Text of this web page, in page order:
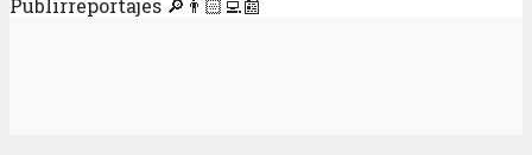
Publirreportajes 🔎👨🏻‍💻📰